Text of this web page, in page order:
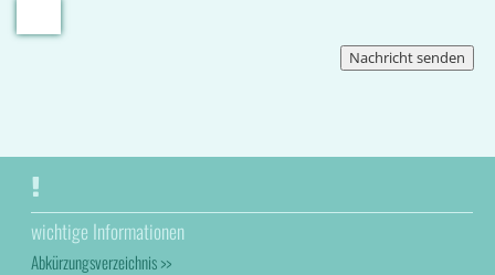
wichtige Informationen
Abkürzungsverzeichnis >>